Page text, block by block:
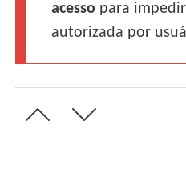
acesso para
autorizada por